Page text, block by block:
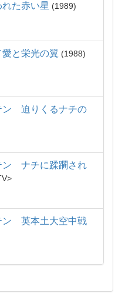
た赤い星 1989
と栄光の翼
1988
ン 迫りくるナチの
ン ナチに蹂躙され
ン 英本土大空中戦